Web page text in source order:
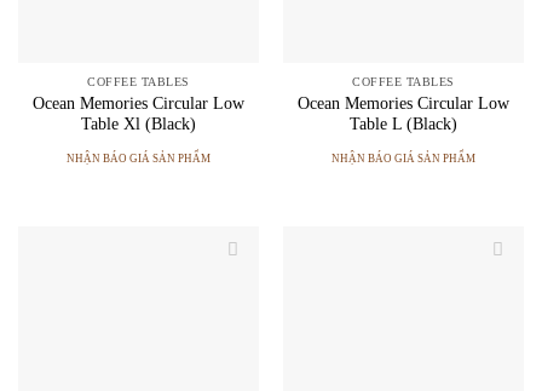
COFFEE TABLES
Ocean Memories Circular Low
Table Xl (Black)
NHẬN BÁO GIÁ SẢN PHẨM
COFFEE TABLES
Ocean Memories Circular Low
Table L (Black)
NHẬN BÁO GIÁ SẢN PHẨM